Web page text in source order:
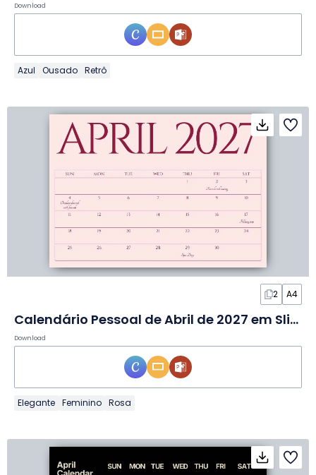
Download
Azul Ousado Retrô
2 A4
Calendário Pessoal de Abril de 2027 em Slides
Download
Elegante Feminino Rosa